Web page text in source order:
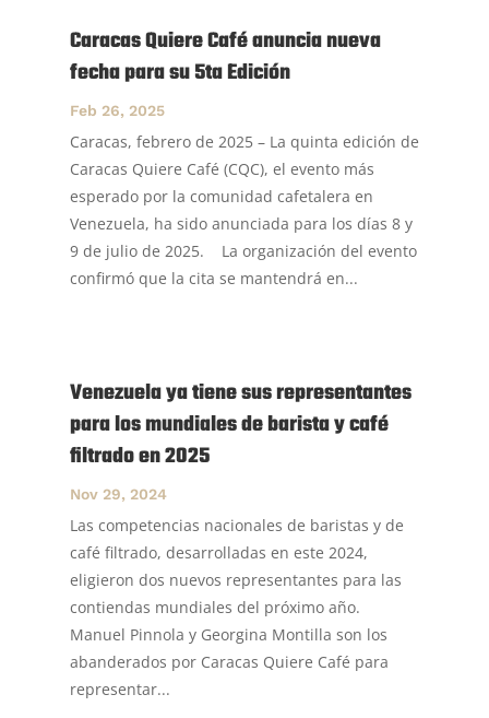
Caracas Quiere Café anuncia nueva
fecha para su 5ta Edición
Feb 26, 2025
Caracas, febrero de 2025 – La quinta edición de
Caracas Quiere Café (CQC), el evento más
esperado por la comunidad cafetalera en
Venezuela, ha sido anunciada para los días 8 y
9 de julio de 2025. La organización del evento
confirmó que la cita se mantendrá en...
Venezuela ya tiene sus representantes
para los mundiales de barista y café
filtrado en 2025
Nov 29, 2024
Las competencias nacionales de baristas y de
café filtrado, desarrolladas en este 2024,
eligieron dos nuevos representantes para las
contiendas mundiales del próximo año.
Manuel Pinnola y Georgina Montilla son los
abanderados por Caracas Quiere Café para
representar...